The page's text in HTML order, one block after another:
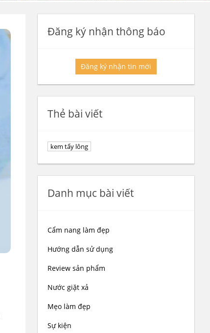
Đăng ký nhận thông báo
Đăng ký nhận tin mới
Thẻ bài viết
kem tẩy lông
Danh mục bài viết
Cẩm nang làm đẹp
Hướng dẫn sử dụng
Review sản phẩm
Nước giặt xả
Mẹo làm đẹp
Sự kiện